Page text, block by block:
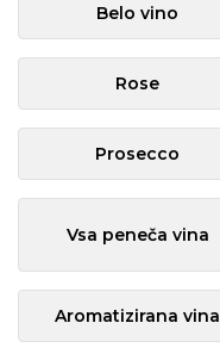
Belo vino
Rose
Prosecco
Vsa peneča vina
Aromatizirana vina